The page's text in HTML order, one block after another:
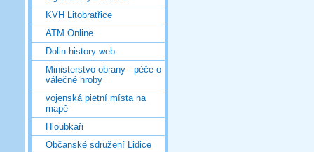
KVH Litobratřice
ATM Online
Dolin history web
Ministerstvo obrany - péče o
válečné hroby
vojenská pietní místa na
mapě
Hloubkaři
Občanské sdružení Lidice